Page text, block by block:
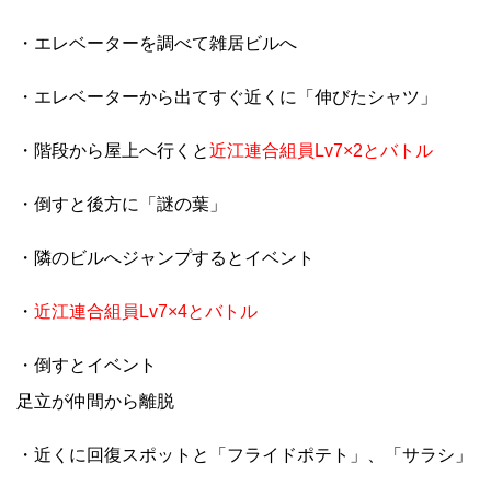
・エレベーターを調べて雑居ビルへ
・エレベーターから出てすぐ近くに「伸びたシャツ」
・階段から屋上へ行くと近江連合組員Lv7×2とバトル
・倒すと後方に「謎の葉」
・隣のビルへジャンプするとイベント
・ 近江連合組員Lv7×4とバトル
・倒すとイベント
足立が仲間から離脱
・近くに回復スポットと「フライドポテト」、「サラシ」